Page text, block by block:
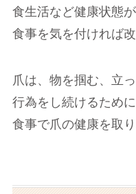
食生活など健康状態
食事を気を付ければ
爪は、物を掴む、立
行為をし続けるため
食事で爪の健康を取